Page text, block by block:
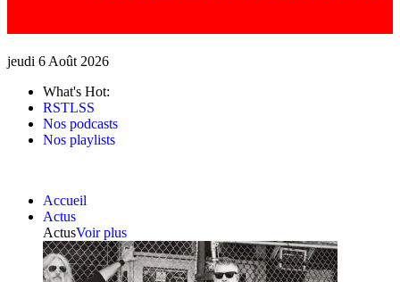
jeudi 6 Août 2026
What's Hot:
RSTLSS
Nos podcasts
Nos playlists
Accueil
Actus
ActusVoir plus